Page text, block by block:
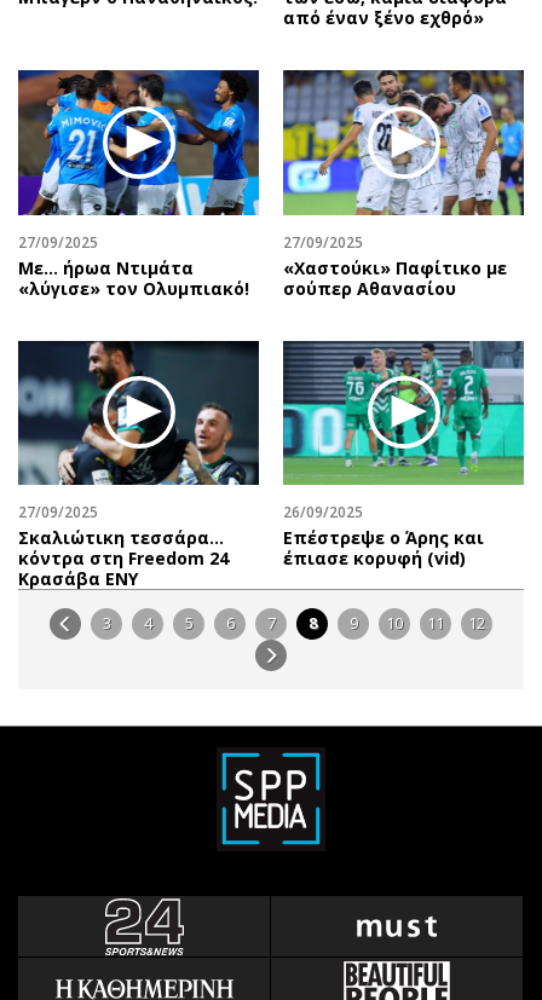
από έναν ξένο εχθρό»
27/09/2025
Με… ήρωα Ντιμάτα
«λύγισε» τον Ολυμπιακό!
27/09/2025
«Χαστούκι» Παφίτικο με
σούπερ Αθανασίου
27/09/2025
Σκαλιώτικη τεσσάρα…
κόντρα στη Freedom 24
Κρασάβα ΕΝΥ
26/09/2025
Επέστρεψε ο Άρης και
έπιασε κορυφή (vid)
3 4 5 6 7 8 9 10 11 12